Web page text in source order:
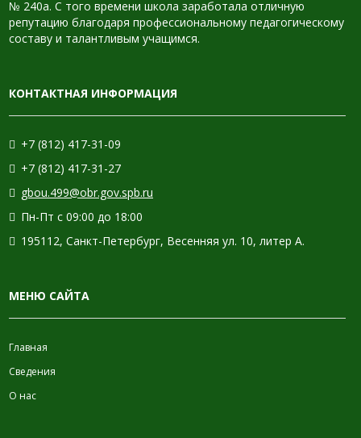
№ 240а. С того времени школа заработала отличную
репутацию благодаря профессиональному педагогическому
составу и талантливым учащимся.
КОНТАКТНАЯ ИНФОРМАЦИЯ
+7 (812) 417-31-09
+7 (812) 417-31-27
gbou.499@obr.gov.spb.ru
Пн-Пт с 09:00 до 18:00
195112, Санкт-Петербург, Весенняя ул. 10, литер А.
МЕНЮ САЙТА
Главная
Сведения
О нас